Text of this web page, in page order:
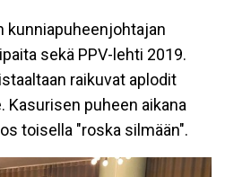
kunniapuheenjohtajan
sekä PPV-lehti 2019.
raikuvat aplodit
Kasurisen puheen aikana
toisella "roska silmään".